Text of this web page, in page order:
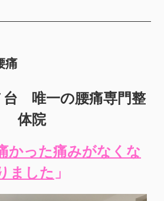
痛
台 唯一の腰痛専門整
体院
かった痛みがなくな
ました 」